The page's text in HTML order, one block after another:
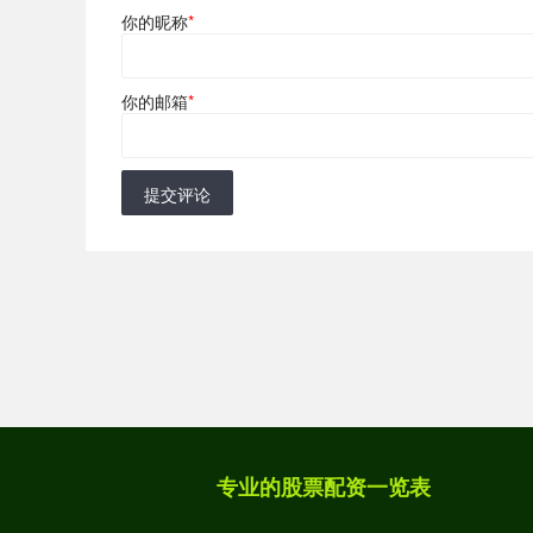
你的昵称*
你的邮箱*
提交评论
专业的股票配资一览表